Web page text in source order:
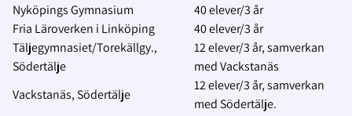
Nyköpings Gymnasium
40 elever/3 år
Fria Läroverken i Linköping
40 elever/3 år
Täljegymnasiet/Torekällgy.,
Södertälje
12 elever/3 år, samverkan
med Vackstanäs
Vackstanäs, Södertälje
12 elever/3 år, samverkan
med Södertälje.